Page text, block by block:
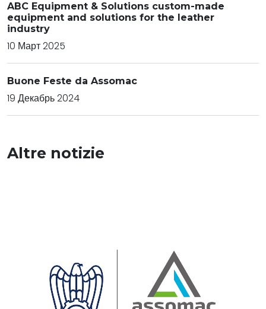
ABC Equipment & Solutions custom-made
equipment and solutions for the leather
industry
10 Март 2025
Buone Feste da Assomac
19 Декабрь 2024
Altre notizie